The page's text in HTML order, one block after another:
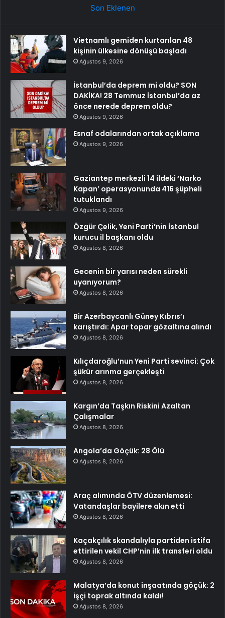
Son Eklenen
Vietnamlı gemiden kurtarılan 48
kişinin ülkesine dönüşü başladı
Ağustos 9, 2026
İstanbul’da deprem mi oldu? SON
DAKİKA! 28 Temmuz İstanbul’da az
önce nerede deprem oldu?
Ağustos 9, 2026
Esnaf odalarından ortak açıklama
Ağustos 9, 2026
Gaziantep merkezli 14 ildeki ‘Narko
Kapan’ operasyonunda 416 şüpheli
tutuklandı
Ağustos 9, 2026
Özgür Çelik, Yeni Parti’nin İstanbul
kurucu il başkanı oldu
Ağustos 8, 2026
Gecenin bir yarısı neden sürekli
uyanıyorum?
Ağustos 8, 2026
Bir Azerbaycanlı Güney Kıbrıs’ı
karıştırdı: Apar topar gözaltına alındı
Ağustos 8, 2026
Kılıçdaroğlu’nun Yeni Parti sevinci: Çok
şükür arınma gerçekleşti
Ağustos 8, 2026
Kargın’da Taşkın Riskini Azaltan
Çalışmalar
Ağustos 8, 2026
Angola’da Göçük: 28 Ölü
Ağustos 8, 2026
Araç alımında ÖTV düzenlemesi:
Vatandaşlar bayilere akın etti
Ağustos 8, 2026
Kaçakçılık skandalıyla partiden istifa
ettirilen vekil CHP’nin ilk transferi oldu
Ağustos 8, 2026
Malatya’da konut inşaatında göçük: 2
işçi toprak altında kaldı!
Ağustos 8, 2026